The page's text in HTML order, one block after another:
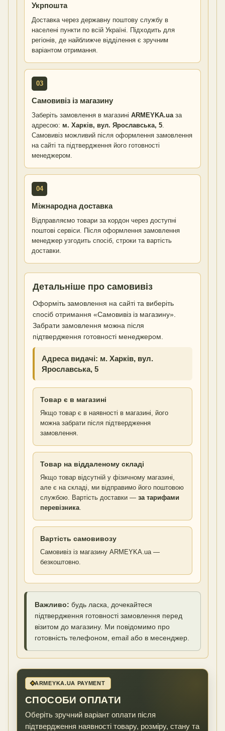
Укрпошта
Доставка через державну поштову службу в
населені пункти по всій Україні. Підходить для
регіонів, де найближче відділення є зручним
варіантом отримання.
03
Самовивіз із магазину
Заберіть замовлення в магазині ARMEYKA.ua за
адресою: м. Харків, вул. Ярославська, 5
Самовивіз можливий після оформлення замовлення
на сайті та підтвердження його готовності
менеджером.
04
Міжнародна доставка
Відправляємо товари за кордон через доступні
поштові сервіси. Після оформлення замовлення
менеджер узгодить спосіб, строки та вартість
доставки.
Детальніше про самовивіз
Оформіть замовлення на сайті та виберіть
спосіб отримання «Самовивіз із магазину».
Забрати замовлення можна після
підтвердження готовності менеджером.
Адреса видачі: м. Харків, вул.
Ярославська, 5
Товар є в магазині
Якщо товар є в наявності в магазині, його
можна забрати після підтвердження
замовлення.
Товар на віддаленому складі
Якщо товар відсутній у фізичному магазині,
але є на складі, ми відправимо його поштовою
службою. Вартість доставки — за тарифами
перевізника
Вартість самовивозу
Самовивіз із магазину ARMEYKA.ua —
безкоштовно.
Важливо: будь ласка, дочекайтеся
підтвердження готовності замовлення перед
візитом до магазину. Ми повідомимо про
готовність телефоном, email або в месенджер.
ARMEYKA.UA PAYMENT
СПОСОБИ ОПЛАТИ
Оберіть зручний варіант оплати після
підтвердження наявності товару, розміру, стану та